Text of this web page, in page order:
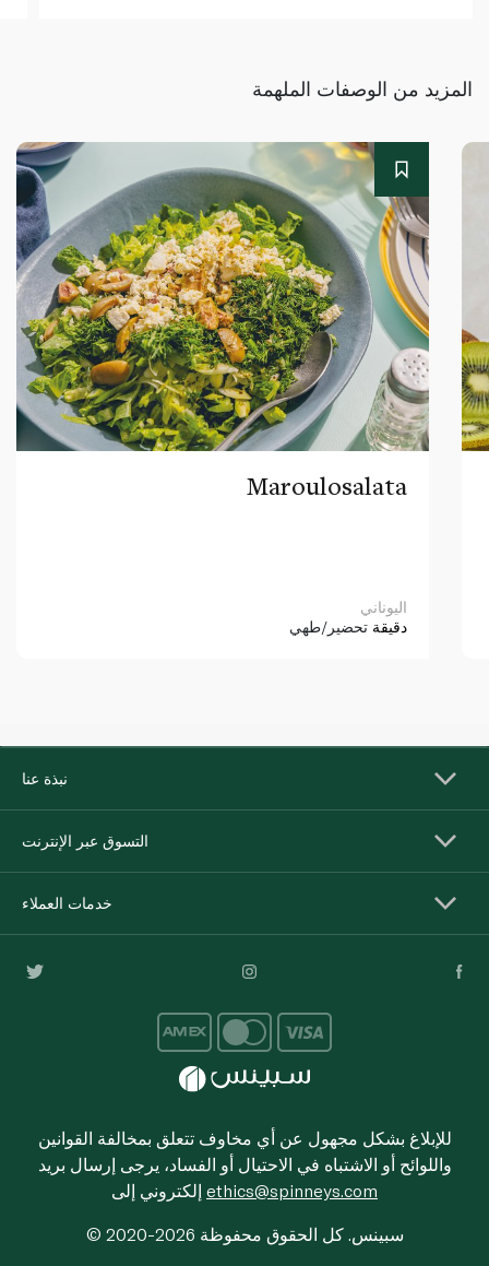
المزيد من الوصفات الملهمة
Maroulosalata
اليوناني
دقيقة تحضير/طهي
نبذة عنا
التسوق عبر الإنترنت
خدمات العملاء
للإبلاغ بشكل مجهول عن أي مخاوف تتعلق بمخالفة القوانين
واللوائح أو الاشتباه في الاحتيال أو الفساد، يرجى إرسال بريد
ethics@spinneys.com
© 2020-2026 سبينس. كل الحقوق محفوظة